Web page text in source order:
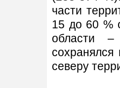
части
15 до 60 %
области
северу